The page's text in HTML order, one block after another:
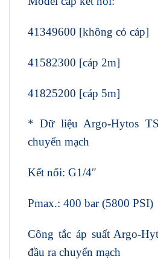
41349600 [không có cáp]
41582300 [cáp 2m]
41825200 [cáp 5m]
* Dữ liệu Argo-Hytos
chuyển mạch
Kết nối: G1/4″
Pmax.: 400 bar (5800 PSI)
Công tắc áp suất Argo-
đầu ra chuyển mạch